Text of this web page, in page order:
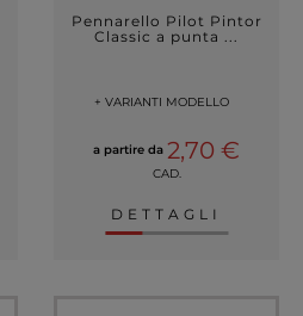
Pennarello Pilot Pintor
Classic a punta ...
+ VARIANTI MODELLO
a partire da 2,70 €
CAD.
DETTAGLI